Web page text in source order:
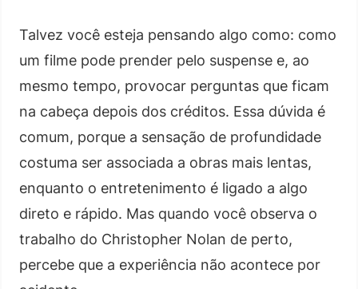
Talvez você esteja pensando algo como: como
um filme pode prender pelo suspense e, ao
mesmo tempo, provocar perguntas que ficam
na cabeça depois dos créditos. Essa dúvida é
comum, porque a sensação de profundidade
costuma ser associada a obras mais lentas,
enquanto o entretenimento é ligado a algo
direto e rápido. Mas quando você observa o
trabalho do Christopher Nolan de perto,
percebe que a experiência não acontece por